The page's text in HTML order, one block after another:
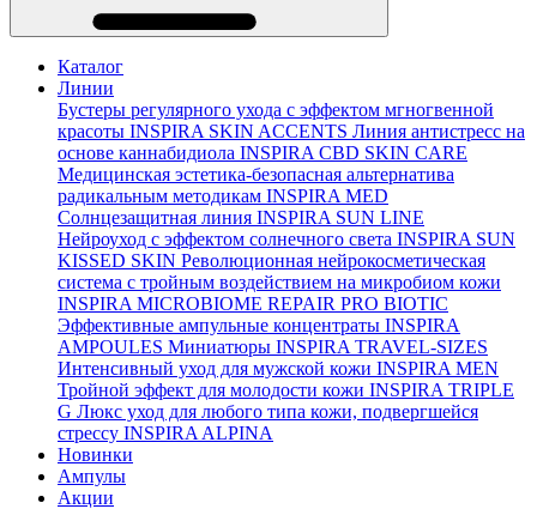
Каталог
Линии
Бустеры регулярного ухода с эффектом мгногвенной
красоты INSPIRA SKIN ACCENTS Линия антистресс на
основе каннабидиола INSPIRA CBD SKIN CARE
Медицинская эстетика-безопасная альтернатива
радикальным методикам INSPIRA MED
Солнцезащитная линия INSPIRA SUN LINE
Нейроуход с эффектом солнечного света INSPIRA SUN
KISSED SKIN Революционная нейрокосметическая
система с тройным воздействием на микробиом кожи
INSPIRA MICROBIOME REPAIR PRO BIOTIC
Эффективные ампульные концентраты INSPIRA
AMPOULES Миниатюры INSPIRA TRAVEL-SIZES
Интенсивный уход для мужской кожи INSPIRA MEN
Тройной эффект для молодости кожи INSPIRA TRIPLE
G Люкс уход для любого типа кожи, подвергшейся
стрессу INSPIRA ALPINA
Новинки
Ампулы
Акции